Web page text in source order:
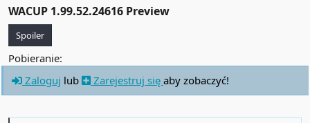
WACUP 1.99.52.24616 Preview​
Spoiler
Pobieranie:
Zaloguj lub Zarejestruj się aby zobaczyć!